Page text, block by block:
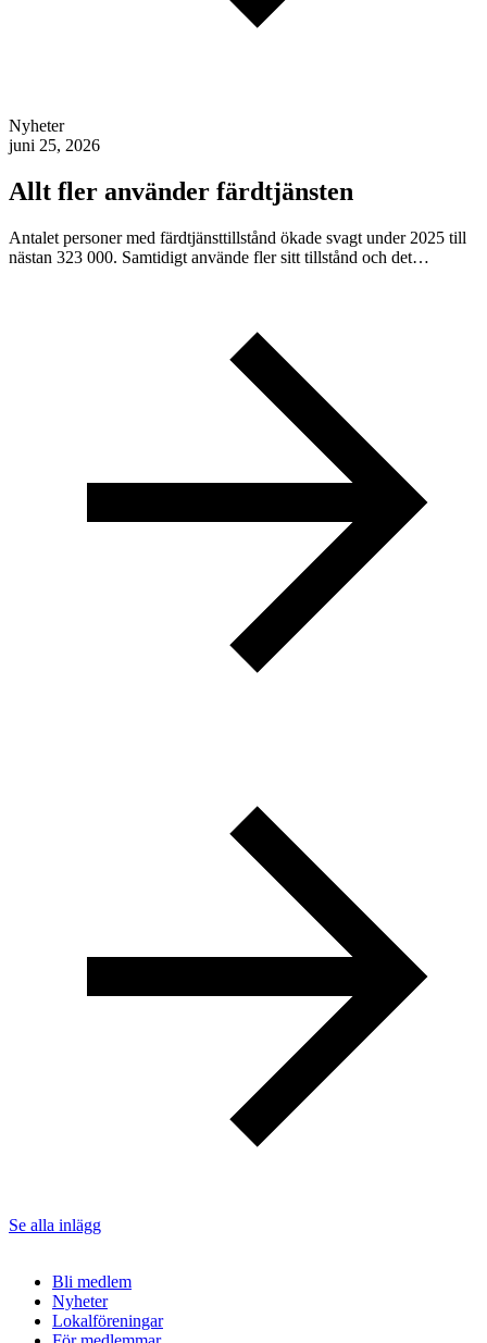
Nyheter
juni 25, 2026
Allt fler använder färdtjänsten
Antalet personer med färdtjänsttillstånd ökade svagt under 2025 till
nästan 323 000. Samtidigt använde fler sitt tillstånd och det…
Se alla inlägg
Bli medlem
Nyheter
Lokalföreningar